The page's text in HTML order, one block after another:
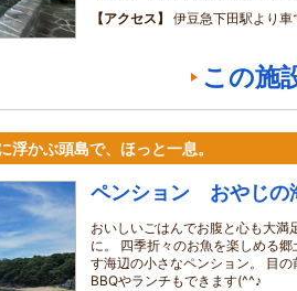
アクセス
伊豆急下田駅より
この施
浮かぶ頭島で、ほっと一息。
ペンション おやじの
おいしいごはんでお腹と心も大満
に。 四季折々のお魚を楽しめる
す海辺の小さなペンション。 目
BBQやランチもできます(^^♪